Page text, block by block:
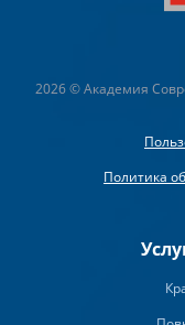
2026 © Академия
Политика